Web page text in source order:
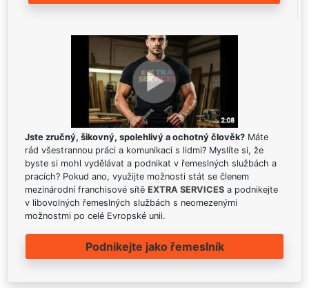
Jste zručný, šikovný, spolehlivý a ochotný člověk? Máte
rád všestrannou práci a komunikaci s lidmi? Myslíte si, že
byste si mohl vydělávat a podnikat v řemeslných službách a
pracích? Pokud ano, využijte možnosti stát se členem
mezinárodní franchisové sítě EXTRA SERVICES a podnikejte
v libovolných řemeslných službách s neomezenými
možnostmi po celé Evropské unii.
Podnikejte jako řemeslník